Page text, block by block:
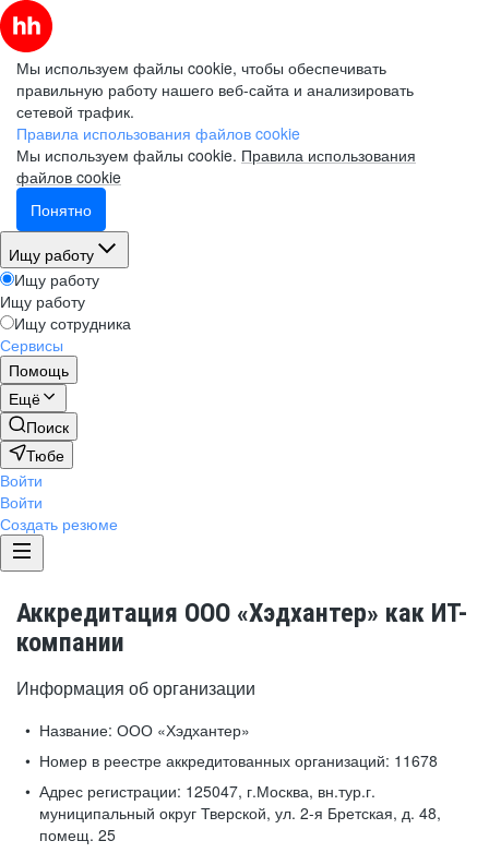
Мы используем файлы cookie, чтобы обеспечивать
правильную работу нашего веб-сайта и анализировать
сетевой трафик.
Правила использования файлов cookie
Мы используем файлы cookie. Правила использования
файлов cookie
Понятно
Ищу работу
Ищу работу
Ищу работу
Ищу сотрудника
Сервисы
Помощь
Ещё
Поиск
Тюбе
Войти
Войти
Создать резюме
Аккредитация ООО «Хэдхантер» как ИТ-
компании
Информация об организации
Название: ООО «Хэдхантер»
Номер в реестре аккредитованных организаций: 11678
Адрес регистрации: 125047, г.Москва, вн.тур.г.
муниципальный округ Тверской, ул. 2-я Бретская, д. 48,
помещ. 25